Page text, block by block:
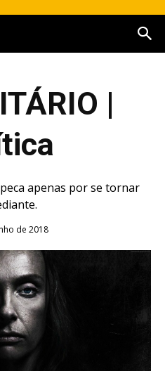
|
apenas por se tornar
de 2018